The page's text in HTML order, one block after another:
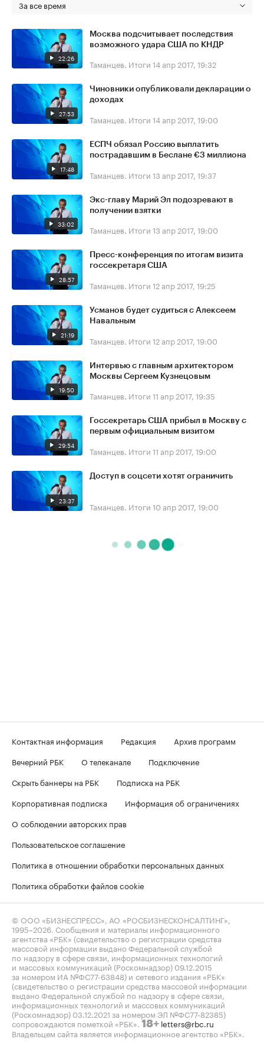
За все время
22:26
Москва подсчитывает последствия
возможного удара США по КНДР
Таманцев. Итоги 14 апр 2017, 19:32
27:53
Чиновники опубликовали декларации о
доходах
Таманцев. Итоги 14 апр 2017, 19:00
17:48
ЕСПЧ обязал Россию выплатить
пострадавшим в Беслане €3 миллиона
Таманцев. Итоги 13 апр 2017, 19:37
33:02
Экс-главу Марий Эл подозревают в
получении взятки
Таманцев. Итоги 13 апр 2017, 19:00
28:57
Пресс-конференция по итогам визита
госсекретаря США
Таманцев. Итоги 12 апр 2017, 19:25
21:19
Усманов будет судиться с Алексеем
Навальным
Таманцев. Итоги 12 апр 2017, 19:00
19:50
Интервью с главным архитектором
Москвы Сергеем Кузнецовым
Таманцев. Итоги 11 апр 2017, 19:35
29:54
Госсекретарь США прибыл в Москву с
первым официальным визитом
Таманцев. Итоги 11 апр 2017, 19:00
23:37
Доступ в соцсети хотят ограничить
Таманцев. Итоги 10 апр 2017, 19:00
Контактная информация Редакция
Архив программ
Вечерний РБК
О телеканале
Подключение
Скрыть баннеры на РБК
Подписка на РБК
Корпоративная подписка
Информация об ограничениях
О соблюдении авторских прав
Пользовательское соглашение
Политика в отношении обработки персональных данных
Политика обработки файлов cookie
© ООО «БИЗНЕСПРЕСС», АО «РОСБИЗНЕСКОНСАЛТИНГ»,
1995–2026 . Сообщения и материалы информационного
агентства «РБК» (свидетельство о регистрации средства
массовой информации выдано Федеральной службой
по надзору в сфере связи, информационных технологий
и массовых коммуникаций (Роскомнадзор) 09.12.2015
за номером ИА №ФС77-63848) и сетевого издания «РБК»
(свидетельство о регистрации средства массовой информации
выдано Федеральной службой по надзору в сфере связи,
информационных технологий и массовых коммуникаций
(Роскомнадзор) 03.12.2021 за номером ЭЛ №ФС77-82385)
сопровождаются пометкой «РБК». 18+ letters@rbc.ru
Владельцем сайта является информационное агентство «РБК».